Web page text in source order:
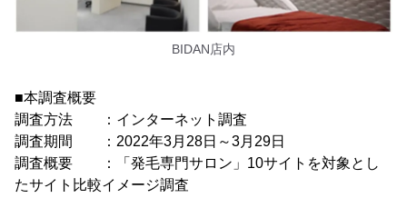
BIDAN店内
■本調査概要
調査方法 ：インターネット調査
調査期間 ：2022年3月28日～3月29日
調査概要 ：「発毛専門サロン」10サイトを対象とし
たサイト比較イメージ調査